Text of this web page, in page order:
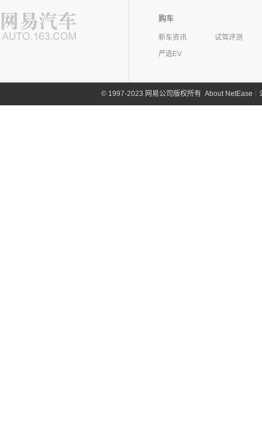
购车
新车资讯
试驾评测
严选EV
©1997-2023 网易公司版权所有 About NetEase